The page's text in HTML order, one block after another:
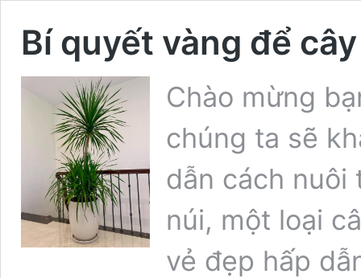
Bí quyết vàng để
Chào mừng
chúng ta sẽ
dẫn cách nuôi
núi, một loại
vẻ đẹp hấp